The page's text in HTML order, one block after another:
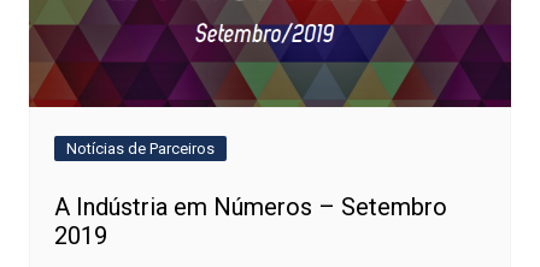
Notícias de Parceiros
A Indústria em Números – Setembro
2019